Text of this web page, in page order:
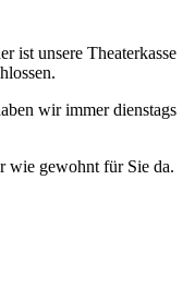
ist unsere Theaterkasse
wir immer dienstags
wie gewohnt für Sie da.